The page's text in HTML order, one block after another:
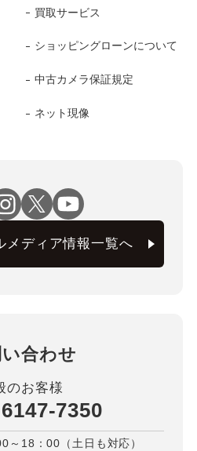
買取サービス
ショッピングローンについて
中古カメラ保証規定
ネット現像
メディア情報一覧へ
合わせ
のお客様
7350
～18：00（土日も対応）